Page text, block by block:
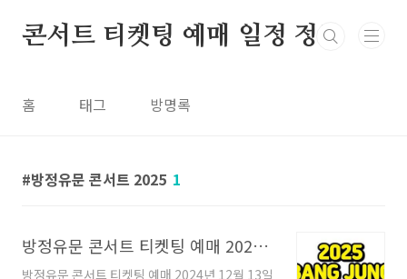
콘서트 티켓팅 예매 일정 정보
홈 태그 방명록
방정유문 콘서트 2025 1
방정유문 콘서트 티켓팅 예매 2025 일정 Farewell, Earth 총정리!
방정유문 콘서트 티켓팅 예매 2024년 12월 13일